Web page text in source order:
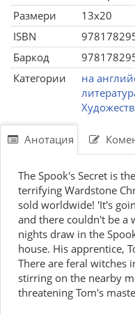
Размери
13x20
ISBN
Баркод
Категории
на
Анотация
The Spook's Secret is
terrifying Wardstone
sold worldwide! 'It's
and there couldn't be a
nights draw in the
house. His apprentice,
There are feral witches
stirring on the nearby
threatening Tom's